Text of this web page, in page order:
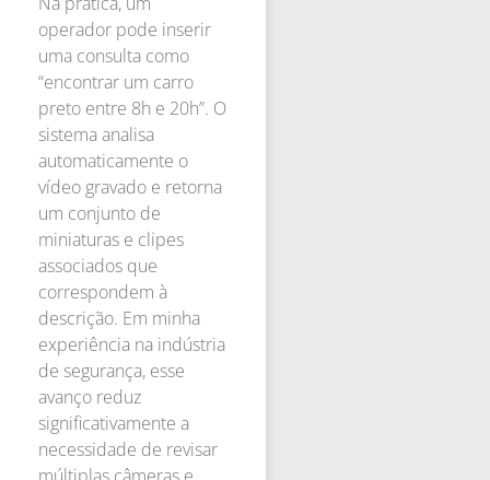
operador pode inserir
uma consulta como
“encontrar um carro
preto entre 8h e 20h”. O
sistema analisa
automaticamente o
vídeo gravado e retorna
um conjunto de
miniaturas e clipes
associados que
correspondem à
descrição. Em minha
experiência na indústria
de segurança, esse
avanço reduz
significativamente a
necessidade de revisar